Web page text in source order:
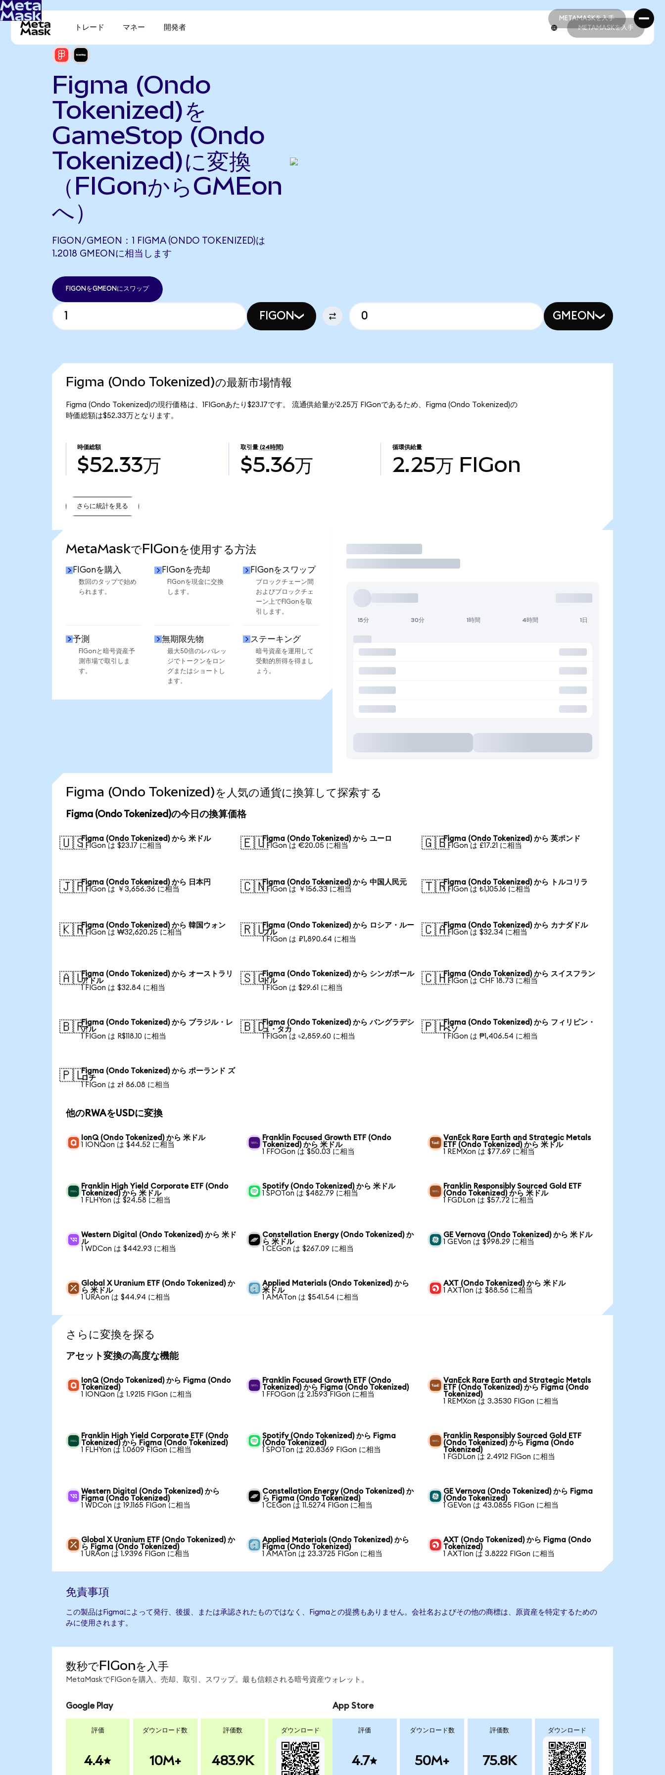
METAMASKを入手
METAMASKを入手
トレード マネー 開発者 METAMASKを入手
Figma (Ondo
Tokenized)を
GameStop (Ondo
Tokenized)に変換
（FIGonからGMEon
へ）
FIGON/GMEON：1 FIGMA (ONDO TOKENIZED)は
1.2018 GMEONに相当します
FIGONをGMEONにスワップ
FIGON GMEON
Figma (Ondo Tokenized)の最新市場情報
Figma (Ondo Tokenized)の現行価格は、1FIGonあたり$23.17です。 流通供給量が2.25万 FIGonであるため、Figma (Ondo Tokenized)の
時価総額は$52.33万となります。
時価総額
$52.33万
取引量 (24時間)
$5.36万
循環供給量
2.25万 FIGon
さらに統計を見る
MetaMaskでFIGonを使用する方法
FIGonを購入
数回のタップで始め
られます。
FIGonを売却
FIGonを現金に交換
します。
FIGonをスワップ
ブロックチェーン間
およびブロックチェ
ーン上でFIGonを取
引します。
予測
FIGonと暗号資産予
測市場で取引しま
す。
無期限先物
最大50倍のレバレッ
ジでトークンをロン
グまたはショートし
ます。
ステーキング
暗号資産を運用して
受動的所得を得まし
ょう。
取引
15分 30分 1時間 4時間 1日
Figma (Ondo Tokenized)を人気の通貨に換算して探索する
Figma (Ondo Tokenized)の今日の換算価格
🇺🇸Figma (Ondo Tokenized) から 米ドル
1 FIGon は $23.17 に相当
🇪🇺Figma (Ondo Tokenized) から ユーロ
1 FIGon は €20.05 に相当
🇬🇧Figma (Ondo Tokenized) から 英ポンド
1 FIGon は £17.21 に相当
🇯🇵Figma (Ondo Tokenized) から 日本円
1 FIGon は ￥3,656.36 に相当
🇨🇳Figma (Ondo Tokenized) から 中国人民元
1 FIGon は ￥156.33 に相当
🇹🇷Figma (Ondo Tokenized) から トルコリラ
1 FIGon は ₺1,105.16 に相当
🇰🇷Figma (Ondo Tokenized) から 韓国ウォン
1 FIGon は ₩32,620.25 に相当
🇷🇺Figma (Ondo Tokenized) から ロシア・ルー
ブル
1 FIGon は ₽1,890.64 に相当
🇨🇦Figma (Ondo Tokenized) から カナダドル
1 FIGon は $32.34 に相当
🇦🇺Figma (Ondo Tokenized) から オーストラリ
アドル
1 FIGon は $32.84 に相当
🇸🇬Figma (Ondo Tokenized) から シンガポール
ドル
1 FIGon は $29.61 に相当
🇨🇭Figma (Ondo Tokenized) から スイスフラン
1 FIGon は CHF 18.73 に相当
🇧🇷Figma (Ondo Tokenized) から ブラジル・レ
アル
1 FIGon は R$118.10 に相当
🇧🇩Figma (Ondo Tokenized) から バングラデシ
ュ・タカ
1 FIGon は ৳2,859.60 に相当
🇵🇭Figma (Ondo Tokenized) から フィリピン・
ペソ
1 FIGon は ₱1,406.54 に相当
🇵🇱Figma (Ondo Tokenized) から ポーランド ズ
ロチ
1 FIGon は zł 86.08 に相当
他のRWAをUSDに変換
IonQ (Ondo Tokenized) から 米ドル
1 IONQon は $44.52 に相当
Franklin Focused Growth ETF (Ondo
Tokenized) から 米ドル
1 FFOGon は $50.03 に相当
VanEck Rare Earth and Strategic Metals
ETF (Ondo Tokenized) から 米ドル
1 REMXon は $77.69 に相当
Franklin High Yield Corporate ETF (Ondo
Tokenized) から 米ドル
1 FLHYon は $24.58 に相当
Spotify (Ondo Tokenized) から 米ドル
1 SPOTon は $482.79 に相当
Franklin Responsibly Sourced Gold ETF
(Ondo Tokenized) から 米ドル
1 FGDLon は $57.72 に相当
Western Digital (Ondo Tokenized) から 米ド
ル
1 WDCon は $442.93 に相当
Constellation Energy (Ondo Tokenized) か
ら 米ドル
1 CEGon は $267.09 に相当
GE Vernova (Ondo Tokenized) から 米ドル
1 GEVon は $998.29 に相当
Global X Uranium ETF (Ondo Tokenized) か
ら 米ドル
1 URAon は $44.94 に相当
Applied Materials (Ondo Tokenized) から
米ドル
1 AMATon は $541.54 に相当
AXT (Ondo Tokenized) から 米ドル
1 AXTIon は $88.56 に相当
さらに変換を探る
アセット変換の高度な機能
IonQ (Ondo Tokenized) から Figma (Ondo
Tokenized)
1 IONQon は 1.9215 FIGon に相当
Franklin Focused Growth ETF (Ondo
Tokenized) から Figma (Ondo Tokenized)
1 FFOGon は 2.1593 FIGon に相当
VanEck Rare Earth and Strategic Metals
ETF (Ondo Tokenized) から Figma (Ondo
Tokenized)
1 REMXon は 3.3530 FIGon に相当
Franklin High Yield Corporate ETF (Ondo
Tokenized) から Figma (Ondo Tokenized)
1 FLHYon は 1.0609 FIGon に相当
Spotify (Ondo Tokenized) から Figma
(Ondo Tokenized)
1 SPOTon は 20.8369 FIGon に相当
Franklin Responsibly Sourced Gold ETF
(Ondo Tokenized) から Figma (Ondo
Tokenized)
1 FGDLon は 2.4912 FIGon に相当
Western Digital (Ondo Tokenized) から
Figma (Ondo Tokenized)
1 WDCon は 19.1165 FIGon に相当
Constellation Energy (Ondo Tokenized) か
ら Figma (Ondo Tokenized)
1 CEGon は 11.5274 FIGon に相当
GE Vernova (Ondo Tokenized) から Figma
(Ondo Tokenized)
1 GEVon は 43.0855 FIGon に相当
Global X Uranium ETF (Ondo Tokenized) か
ら Figma (Ondo Tokenized)
1 URAon は 1.9396 FIGon に相当
Applied Materials (Ondo Tokenized) から
Figma (Ondo Tokenized)
1 AMATon は 23.3725 FIGon に相当
AXT (Ondo Tokenized) から Figma (Ondo
Tokenized)
1 AXTIon は 3.8222 FIGon に相当
免責事項
この製品はFigmaによって発行、後援、または承認されたものではなく、Figmaとの提携もありません。会社名およびその他の商標は、原資産を特定するための
みに使用されます。
数秒でFIGonを入手
MetaMaskでFIGonを購入、売却、取引、スワップ。最も信頼される暗号資産ウォレット。
Google Play
評価
4.4
ダウンロード数
10M+
評価数
483.9K
ダウンロード
App Store
評価
4.7
ダウンロード数
50M+
評価数
75.8K
ダウンロード